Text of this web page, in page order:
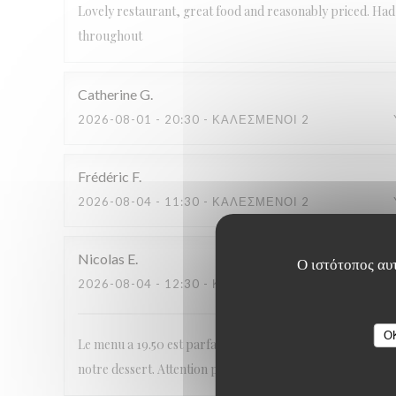
Ο ιστότοπος
Lovely restaurant, great food and reasonably priced.
throughout
CatherineG
2026-08-01 - 20:30 - ΚΑΛΕΣΜΈΝΟΙ 2
Frédéric F
2026-08-04 - 11:30 - ΚΑΛΕΣΜΈΝΟΙ 2
Nicolas E
2026-08-04 - 12:30 - ΚΑΛΕΣΜΈΝΟΙ 2
Le menu a 19.50 est parfait , par contre le service est
notre dessert. Attention pour ceux qui vont au cinéma.